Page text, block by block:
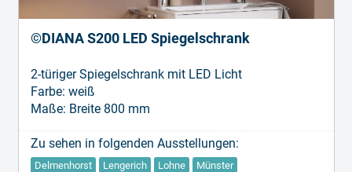
©DIANA S200 LED Spiegelschrank
2-türiger Spiegelschrank mit LED Licht
Farbe: weiß
Maße: Breite 800 mm
Zu sehen in folgenden Ausstellungen:
Delmenhorst Lengerich Lohne Münster